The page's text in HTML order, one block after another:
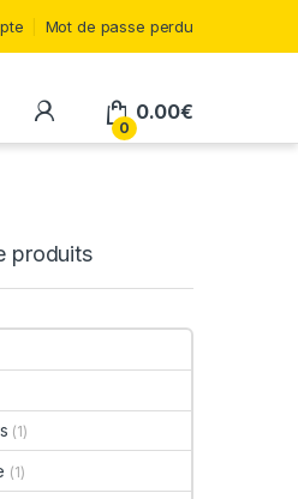
Mot de passe perdu
0
0.00€
produits
(1)
(1)